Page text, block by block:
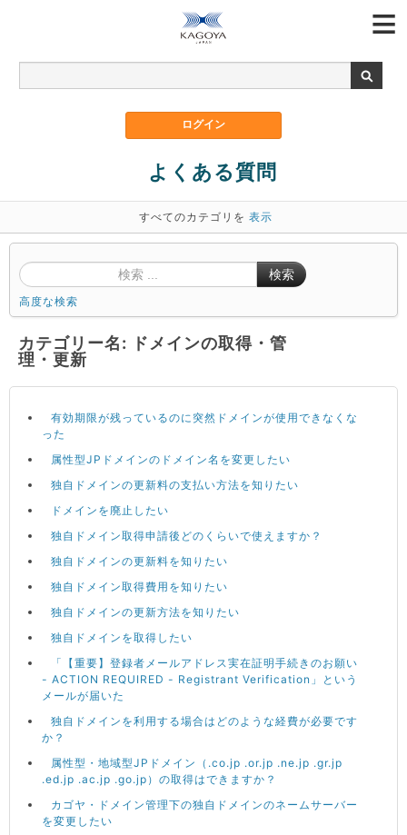
よくある質問
すべてのカテゴリを 表示
検索
高度な検索
カテゴリー名: ドメインの取得・管
理・更新
有効期限が残っているのに突然ドメインが使用できなくな
った
属性型JPドメインのドメイン名を変更したい
独自ドメインの更新料の支払い方法を知りたい
ドメインを廃止したい
独自ドメイン取得申請後どのくらいで使えますか？
独自ドメインの更新料を知りたい
独自ドメイン取得費用を知りたい
独自ドメインの更新方法を知りたい
独自ドメインを取得したい
「【重要】登録者メールアドレス実在証明手続きのお願い
- ACTION REQUIRED - Registrant Verification」という
メールが届いた
独自ドメインを利用する場合はどのような経費が必要です
か？
属性型・地域型JPドメイン（.co.jp .or.jp .ne.jp .gr.jp
.ed.jp .ac.jp .go.jp）の取得はできますか？
カゴヤ・ドメイン管理下の独自ドメインのネームサーバー
を変更したい